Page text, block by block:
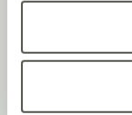
Bakers är en